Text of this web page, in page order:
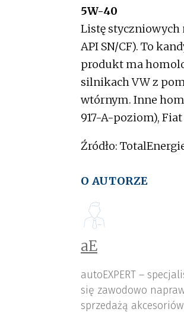
5W-40
Listę styczniowych
API SN/CF). To
produkt ma
silnikach VW z
wtórnym. Inne
917-A-poziom),
Źródło:
O AUTORZE
aE
autoEXPERT –
się zawodowo
sprzedażą